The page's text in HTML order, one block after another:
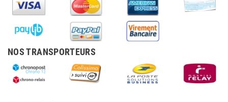
NOS TRANSPORTEURS